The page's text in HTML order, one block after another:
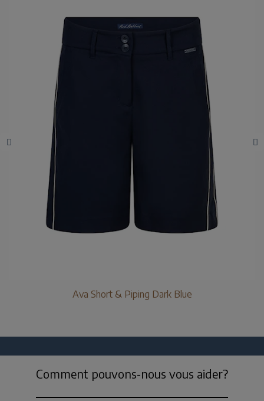
Ava Short & Piping Dark Blue
Comment pouvons-nous vous aider?